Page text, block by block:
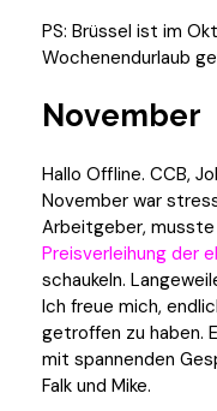
PS: Brüssel ist im
Wochenendurlaub
November
Hallo Offline. CCB,
November war
Arbeitgeber, musste
Preisverleihung der
schaukeln.
Ich freue mich,
getroffen zu haben.
mit spannenden
Falk und Mike.